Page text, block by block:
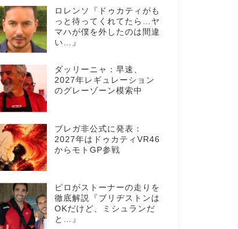
ロレンソ『ドゥカティがも
っと待ってくれてたら…ヤ
マハが僕を外したのは間違
い…』
ダッリーニャ：早速、
2027年レギュレーション
のグレーゾーン模索中
ブレガ非公式に発表：
2027年はドゥカティVR46
からモトGP参戦
ピロがストーナーの走りを
徹底解説『ブリヂストンは
OKだけど、ミシュランだ
と…』